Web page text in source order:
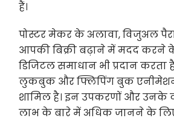
हैं।
पोस्टर मेकर के अलावा, विजुअल
आपकी बिक्री बढ़ाने में मदद करने
डिजिटल समाधान भी प्रदान करता
लुकबुक और फ्लिपिंग बुक
शामिल है। इन उपकरणों और उनके
लाभ के बारे में अधिक जानने के